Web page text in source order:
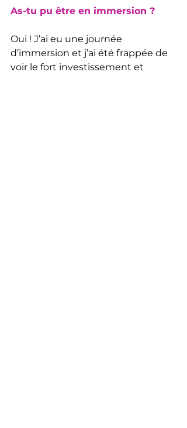
As-tu pu être en immersion ?
Oui ! J’ai eu une journée
d’immersion et j’ai été frappée de
voir le fort investissement et